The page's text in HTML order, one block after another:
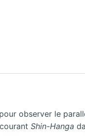
observer le
Shin-Hanga